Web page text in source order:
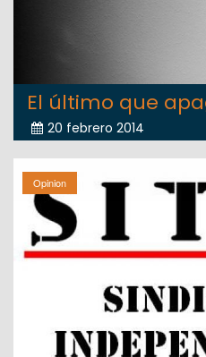
El último que
20 febrero 2014
Opinion